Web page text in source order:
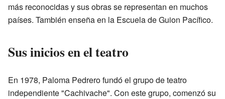
más reconocidas y sus obras se representan en muchos
países. También enseña en la Escuela de Guion Pacífico.
Sus inicios en el teatro
En 1978, Paloma Pedrero fundó el grupo de teatro
independiente "Cachivache". Con este grupo, comenzó su